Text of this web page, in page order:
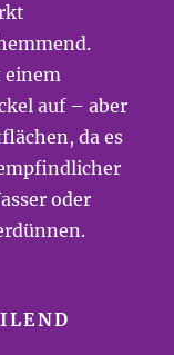
einem
auf – aber
da es
oder
Z